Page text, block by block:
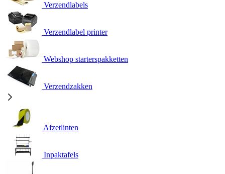
Verzendlabels
Verzendlabel printer
Webshop starterspakketten
Verzendzakken
Afzetlinten
Inpaktafels